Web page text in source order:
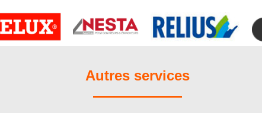
le couvreur Nord Artois du 80310
Si les végétaux parasitaires ont caché des
Autres services